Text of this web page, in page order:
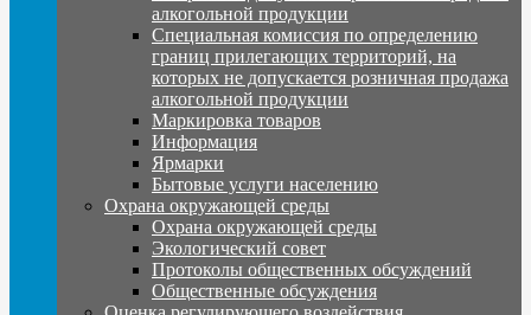
алкогольной продукции
Специальная комиссия по определению
границ прилегающих территорий, на
которых не допускается розничная продажа
алкогольной продукции
Маркировка товаров
Информация
Ярмарки
Бытовые услуги населению
Охрана окружающей среды
Охрана окружающей среды
Экологический совет
Протоколы общественных обсуждений
Общественные обсуждения